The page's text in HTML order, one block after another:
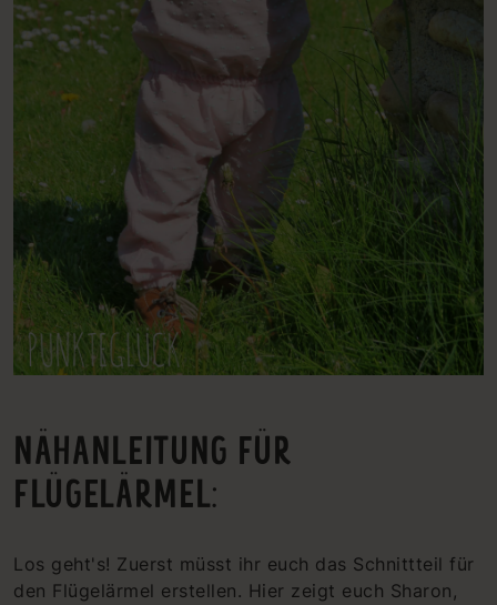
NÄHANLEITUNG FÜR
FLÜGELÄRMEL:
Los geht's! Zuerst müsst ihr euch das Schnittteil für
den Flügelärmel erstellen. Hier zeigt euch Sharon,